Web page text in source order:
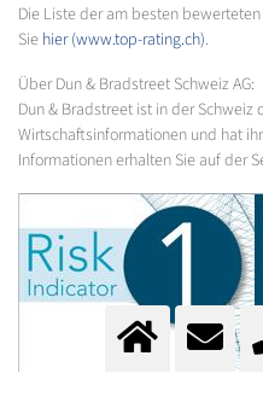
Die Liste der am besten
Sie hier (www.top-rating.ch).
Über Dun & Bradstreet Schweiz AG:
Dun & Bradstreet ist in der Schweiz
Wirtschaftsinformationen und hat
Informationen erhalten Sie auf der